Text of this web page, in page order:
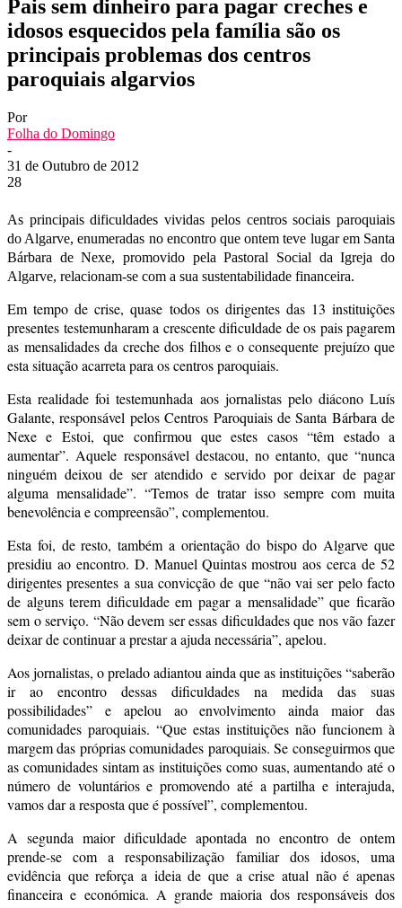
Pais sem dinheiro para pagar creches e
idosos esquecidos pela família são os
principais problemas dos centros
paroquiais algarvios
Por
Folha do Domingo
-
31 de Outubro de 2012
28
As principais dificuldades vividas pelos centros sociais paroquiais
do Algarve, enumeradas no encontro que ontem teve lugar em Santa
Bárbara de Nexe, promovido pela Pastoral Social da Igreja do
Algarve, relacionam-se com a sua sustentabilidade financeira.
Em tempo de crise, quase todos os dirigentes das 13 instituições
presentes testemunharam a crescente dificuldade de os pais pagarem
as mensalidades da creche dos filhos e o consequente prejuízo que
esta situação acarreta para os centros paroquiais.
Esta realidade foi testemunhada aos jornalistas pelo diácono Luís
Galante, responsável pelos Centros Paroquiais de Santa Bárbara de
Nexe e Estoi, que confirmou que estes casos “têm estado a
aumentar”. Aquele responsável destacou, no entanto, que “nunca
ninguém deixou de ser atendido e servido por deixar de pagar
alguma mensalidade”. “Temos de tratar isso sempre com muita
benevolência e compreensão”, complementou.
Esta foi, de resto, também a orientação do bispo do Algarve que
presidiu ao encontro. D. Manuel Quintas mostrou aos cerca de 52
dirigentes presentes a sua convicção de que “não vai ser pelo facto
de alguns terem dificuldade em pagar a mensalidade” que ficarão
sem o serviço. “Não devem ser essas dificuldades que nos vão fazer
deixar de continuar a prestar a ajuda necessária”, apelou.
Aos jornalistas, o prelado adiantou ainda que as instituições “saberão
ir ao encontro dessas dificuldades na medida das suas
possibilidades” e apelou ao envolvimento ainda maior das
comunidades paroquiais. “Que estas instituições não funcionem à
margem das próprias comunidades paroquiais. Se conseguirmos que
as comunidades sintam as instituições como suas, aumentando até o
número de voluntários e promovendo até a partilha e interajuda,
vamos dar a resposta que é possível”, complementou.
A segunda maior dificuldade apontada no encontro de ontem
prende-se com a responsabilização familiar dos idosos, uma
evidência que reforça a ideia de que a crise atual não é apenas
financeira e económica. A grande maioria dos responsáveis dos